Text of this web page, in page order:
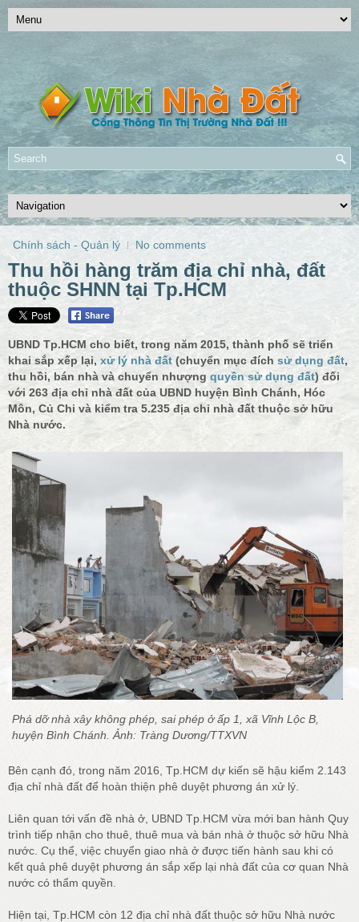
Chính sách - Quản lý No comments
Thu hồi hàng trăm địa chỉ nhà, đất
thuộc SHNN tại Tp.HCM
UBND Tp.HCM cho biết, trong năm 2015, thành phố sẽ triển
khai sắp xếp lại, xử lý nhà đất (chuyển mục đích sử dụng đất,
thu hồi, bán nhà và chuyển nhượng quyền sử dụng đất) đối
với 263 địa chỉ nhà đất của UBND huyện Bình Chánh, Hóc
Môn, Củ Chi và kiểm tra 5.235 địa chỉ nhà đất thuộc sở hữu
Nhà nước.
Phá dỡ nhà xây không phép, sai phép ở ấp 1, xã Vĩnh Lộc B,
huyện Bình Chánh. Ảnh: Tràng Dương/TTXVN
Bên cạnh đó, trong năm 2016, Tp.HCM dự kiến sẽ hậu kiểm 2.143
địa chỉ nhà đất để hoàn thiện phê duyệt phương án xử lý.
Liên quan tới vấn đề nhà ở, UBND Tp.HCM vừa mới ban hành Quy
trình tiếp nhận cho thuê, thuê mua và bán nhà ở thuộc sở hữu Nhà
nước. Cụ thể, việc chuyển giao nhà ở được tiến hành sau khi có
kết quả phê duyệt phương án sắp xếp lại nhà đất của cơ quan Nhà
nước có thẩm quyền.
Hiện tại, Tp.HCM còn 12 địa chỉ nhà đất thuộc sở hữu Nhà nước